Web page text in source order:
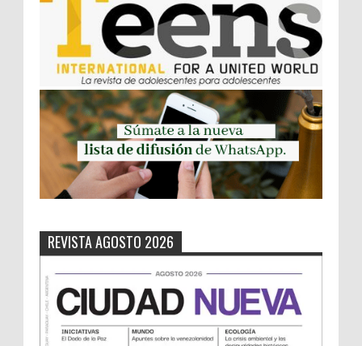
REVISTA AGOSTO 2026